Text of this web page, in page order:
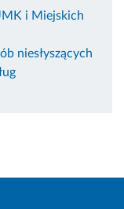
i Miejskich
niesłyszących